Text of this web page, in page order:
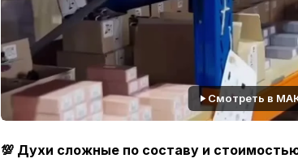
Смотреть в
💯 Духи сложные по составу и